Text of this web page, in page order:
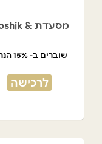
מסעדת & moshik
שוברים ב- 15% הנחה
לרכישה